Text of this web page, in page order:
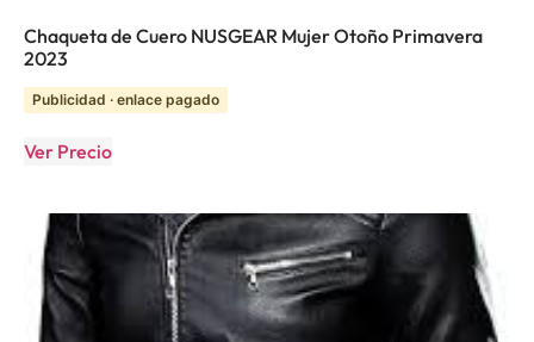
Chaqueta de Cuero NUSGEAR Mujer Otoño Primavera
2023
Publicidad · enlace pagado
Ver Precio